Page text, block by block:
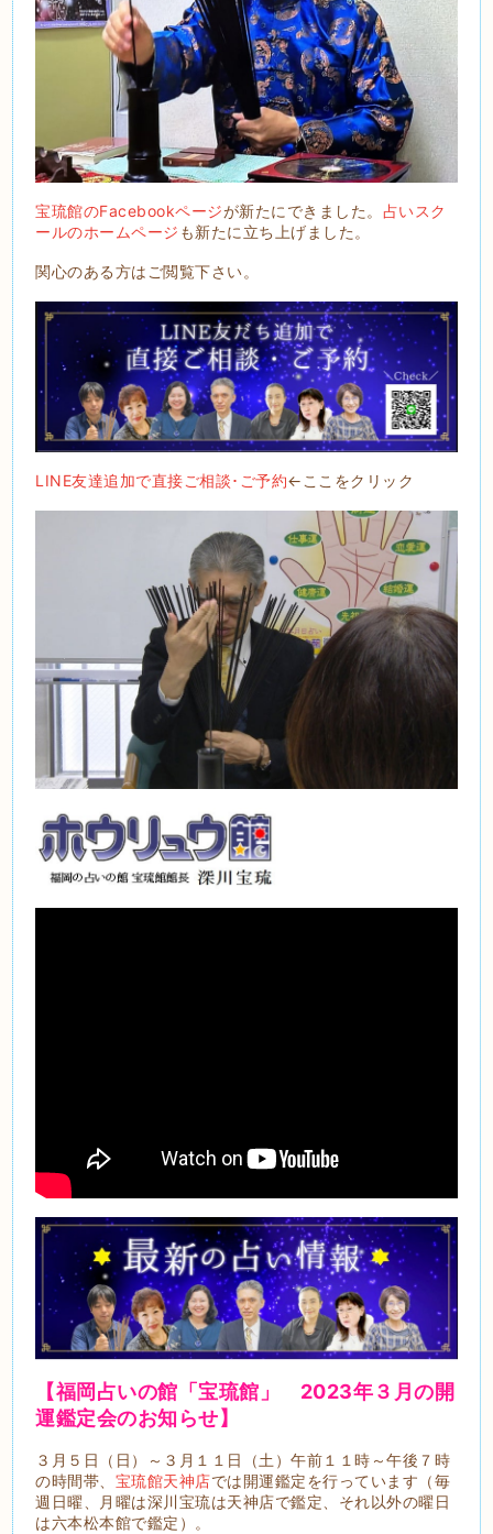
宝琉館のFacebookページが新たにできました。 占いスク
ールのホームページ も新たに立ち上げました。
関心のある方はご閲覧下さい。
LINE友達追加で直接ご相談･ご予約←ここをクリック
【福岡占いの館「宝琉館」 2023年３ 月の開
運鑑定会のお知らせ】
３月５日（日）～３月１１日（土）午前１１時～午後７時
の時間帯、 宝琉館天神店では開運鑑定を行っています（毎
週日曜、月曜は深川宝琉は天神店で鑑定、それ以外の曜日
は六本松本館で鑑定）。